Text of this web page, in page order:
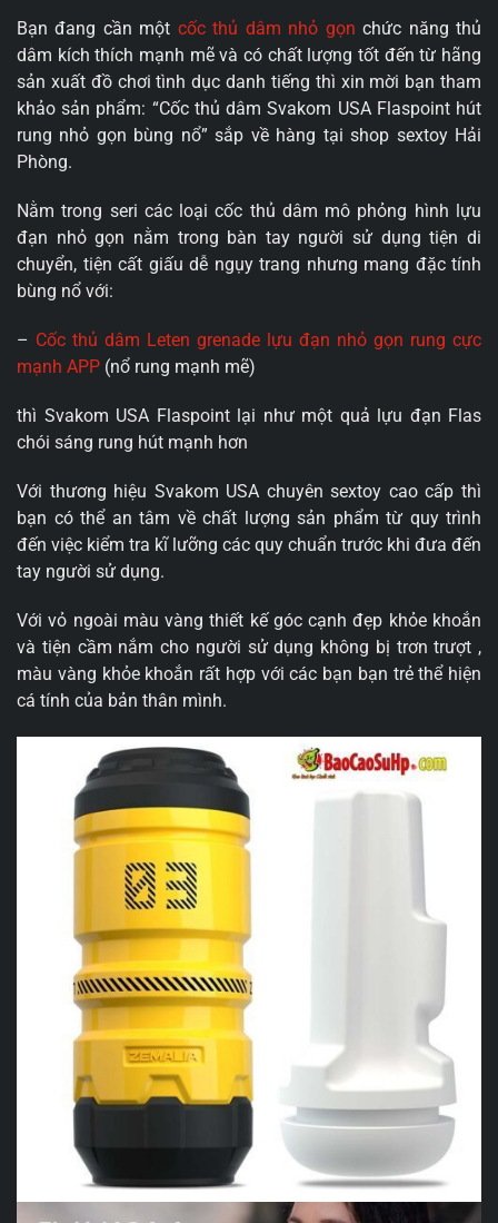
Bạn đang cần một cốc thủ dâm nhỏ gọn chức năng thủ
dâm kích thích mạnh mẽ và có chất lượng tốt đến từ hãng
sản xuất đồ chơi tình dục danh tiếng thì xin mời bạn tham
khảo sản phẩm: “Cốc thủ dâm Svakom USA Flaspoint hút
rung nhỏ gọn bùng nổ” sắp về hàng tại shop sextoy Hải
Phòng.
Nằm trong seri các loại cốc thủ dâm mô phỏng hình lựu
đạn nhỏ gọn nằm trong bàn tay người sử dụng tiện di
chuyển, tiện cất giấu dễ ngụy trang nhưng mang đặc tính
bùng nổ với:
– Cốc thủ dâm Leten grenade lựu đạn nhỏ gọn rung cực
mạnh APP (nổ rung mạnh mẽ)
thì Svakom USA Flaspoint lại như một quả lựu đạn Flas
chói sáng rung hút mạnh hơn
Với thương hiệu Svakom USA chuyên sextoy cao cấp thì
bạn có thể an tâm về chất lượng sản phẩm từ quy trình
đến việc kiểm tra kĩ lưỡng các quy chuẩn trước khi đưa đến
tay người sử dụng.
Với vỏ ngoài màu vàng thiết kế góc cạnh đẹp khỏe khoắn
và tiện cầm nắm cho người sử dụng không bị trơn trượt ,
màu vàng khỏe khoắn rất hợp với các bạn bạn trẻ thể hiện
cá tính của bản thân mình.